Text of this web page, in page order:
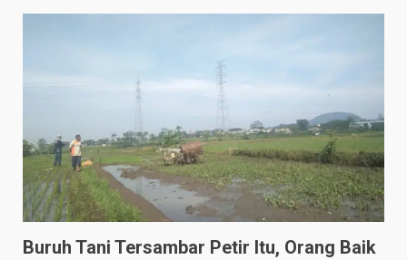
Buruh Tani Tersambar Petir Itu, Orang Baik